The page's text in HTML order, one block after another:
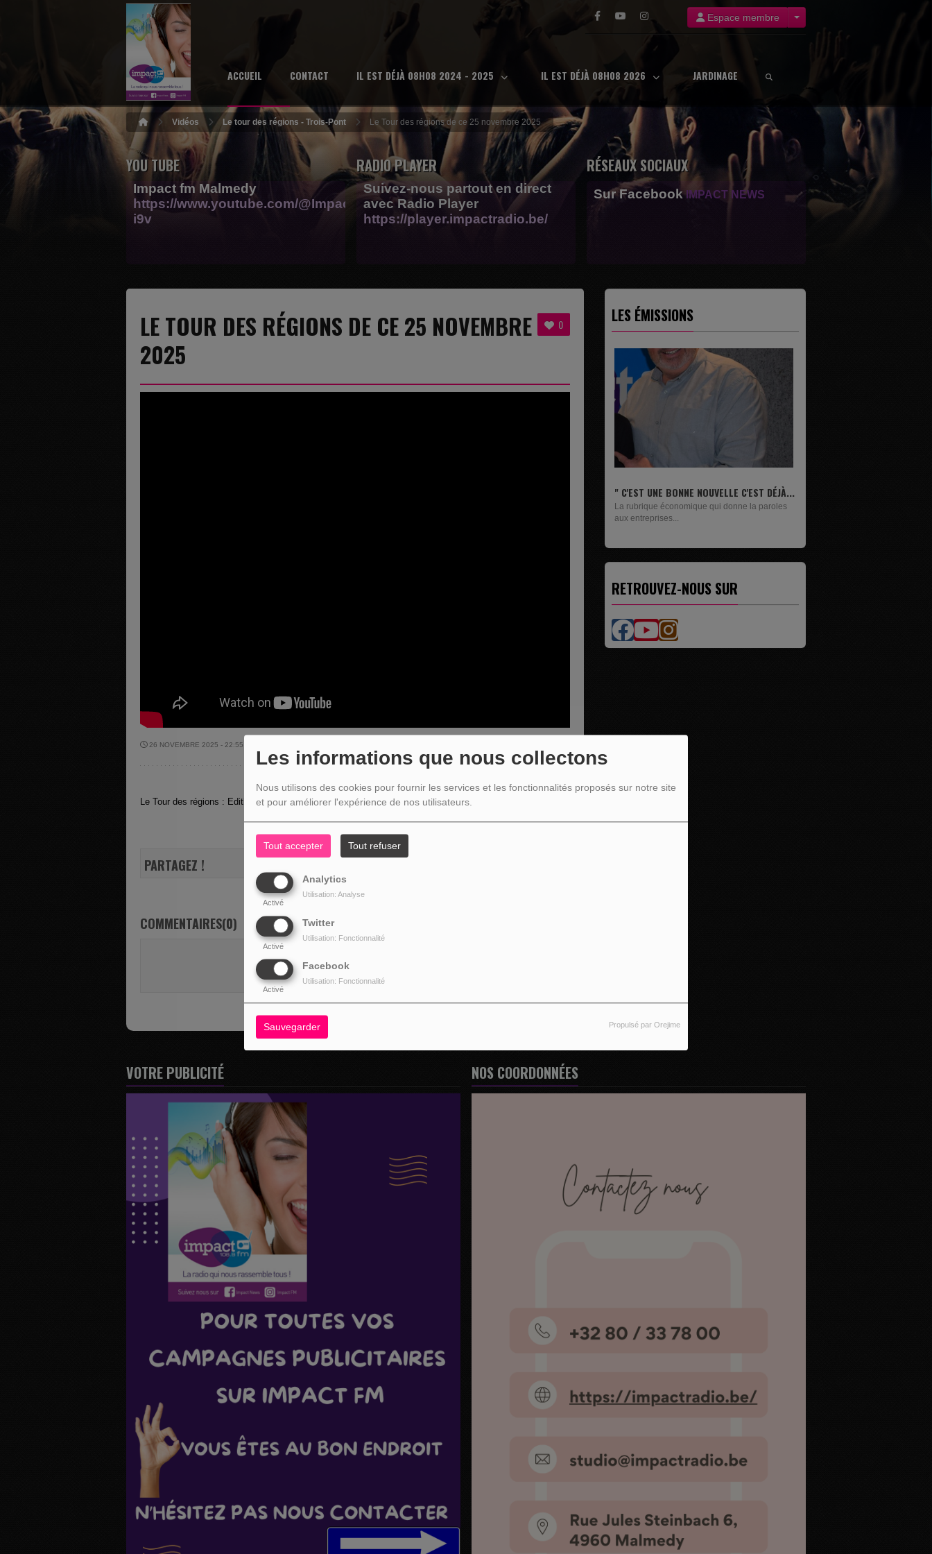
Les informations que nous collectons
Nous utilisons des cookies pour fournir les services et les fonctionnalités proposés sur notre site
et pour améliorer l'expérience de nos utilisateurs.
Tout accepter Tout refuser
Analytics
Activé
Utilisation: Analyse
Twitter
Activé
Utilisation: Fonctionnalité
Facebook
Activé
Utilisation: Fonctionnalité
Sauvegarder Propulsé par Orejime
Espace membre
ACCUEIL CONTACT IL EST DÉJÀ 08H08 2024 - 2025 IL EST DÉJÀ 08H08 2026 JARDINAGE
Vidéos Le tour des régions - Trois-Pont Le Tour des régions de ce 25 novembre 2025
YOU TUBE
Impact fm Malmedy
https://www.youtube.com/@Impactfm-
i9v
RADIO PLAYER
Suivez-nous partout en direct
avec Radio Player
https://player.impactradio.be/
RÉSEAUX SOCIAUX
Sur Facebook IMPACT NEWS
0
LE TOUR DES RÉGIONS DE CE 25 NOVEMBRE
2025
26 NOVEMBRE 2025 - 22:55 -
Le Tour des régions : Edith Lambert nous présente l'agenda culturel de la commune de Trois-Ponts
PARTAGEZ !
COMMENTAIRES(0)
LES ÉMISSIONS
" C'EST UNE BONNE NOUVELLE C'EST DÉJÀ...
La rubrique économique qui donne la paroles
LIVRES
Un lundi sur deux, Maxime Janssens vous
présente les livres de...
RETROUVEZ-NOUS SUR
VOTRE PUBLICITÉ NOS COORDONNÉES